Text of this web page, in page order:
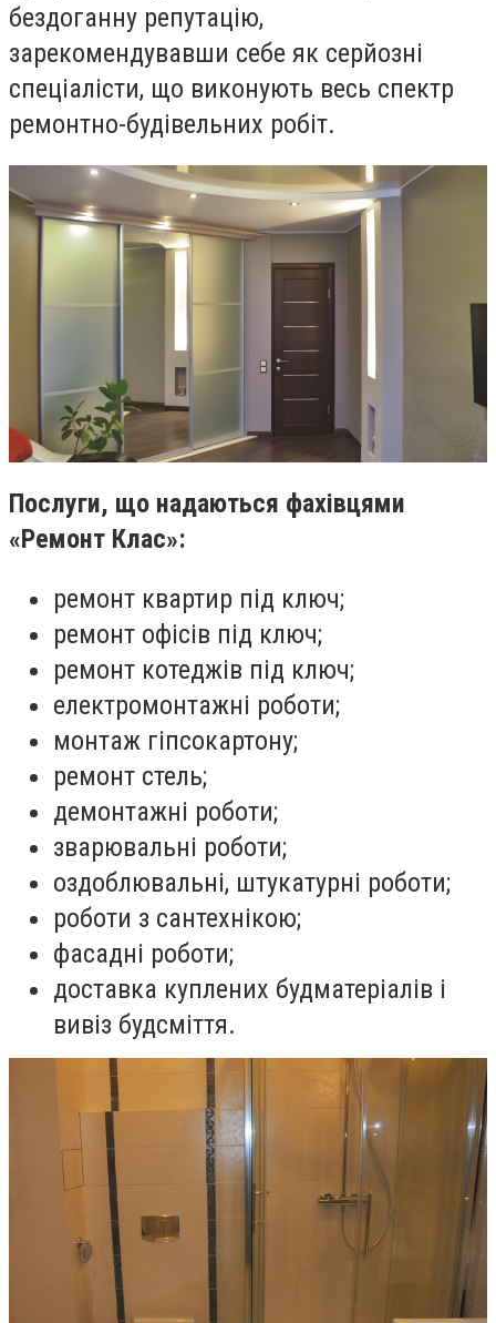
бездоганну репутацію,
зарекомендувавши себе як серйозні
спеціалісти, що виконують весь спектр
ремонтно-будівельних робіт.
Послуги, що надаються фахівцями
«Ремонт Клас»:
ремонт квартир під ключ;
ремонт офісів під ключ;
ремонт котеджів під ключ;
електромонтажні роботи;
монтаж гіпсокартону;
ремонт стель;
демонтажні роботи;
зварювальні роботи;
оздоблювальні, штукатурні роботи;
роботи з сантехнікою;
фасадні роботи;
доставка куплених будматеріалів і
вивіз будсміття.